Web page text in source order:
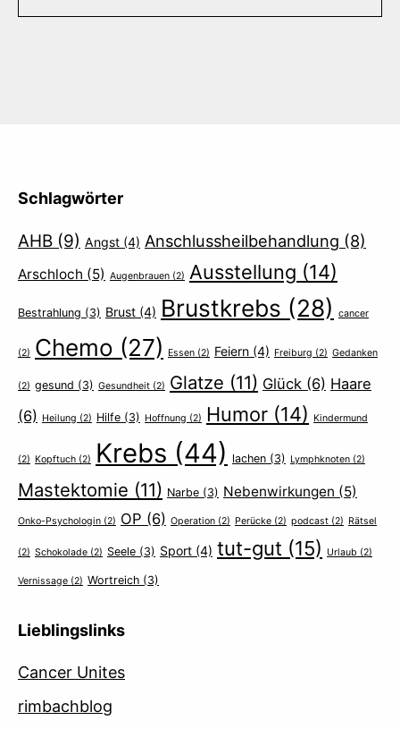
Schlagwörter
AHB (9) Angst (4) Anschlussheilbehandlung (8)
Arschloch (5) Augenbrauen (2) Ausstellung (14)
Bestrahlung (3) Brust (4) Brustkrebs (28) cancer
(2) Chemo (27) Essen (2) Feiern (4) Freiburg (2) Gedanken
(2) gesund (3) Gesundheit (2) Glatze (11) Glück (6) Haare
(6) Heilung (2) Hilfe (3) Hoffnung (2) Humor (14) Kindermund
(2) Kopftuch (2) Krebs (44) lachen (3) Lymphknoten (2)
Mastektomie (11) Narbe (3) Nebenwirkungen (5)
Onko-Psychologin (2) OP (6) Operation (2) Perücke (2) podcast (2) Rätsel
(2) Schokolade (2) Seele (3) Sport (4) tut-gut (15) Urlaub (2)
Vernissage (2) Wortreich (3)
Lieblingslinks
Cancer Unites
rimbachblog